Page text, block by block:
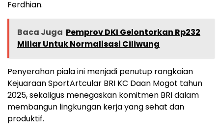
Ferdhian.
Baca Juga Pemprov DKI Gelontorkan Rp232
Miliar Untuk Normalisasi Ciliwung
Penyerahan piala ini menjadi penutup rangkaian
Kejuaraan SportArtcular BRI KC Daan Mogot tahun
2025, sekaligus menegaskan komitmen BRI dalam
membangun lingkungan kerja yang sehat dan
produktif.